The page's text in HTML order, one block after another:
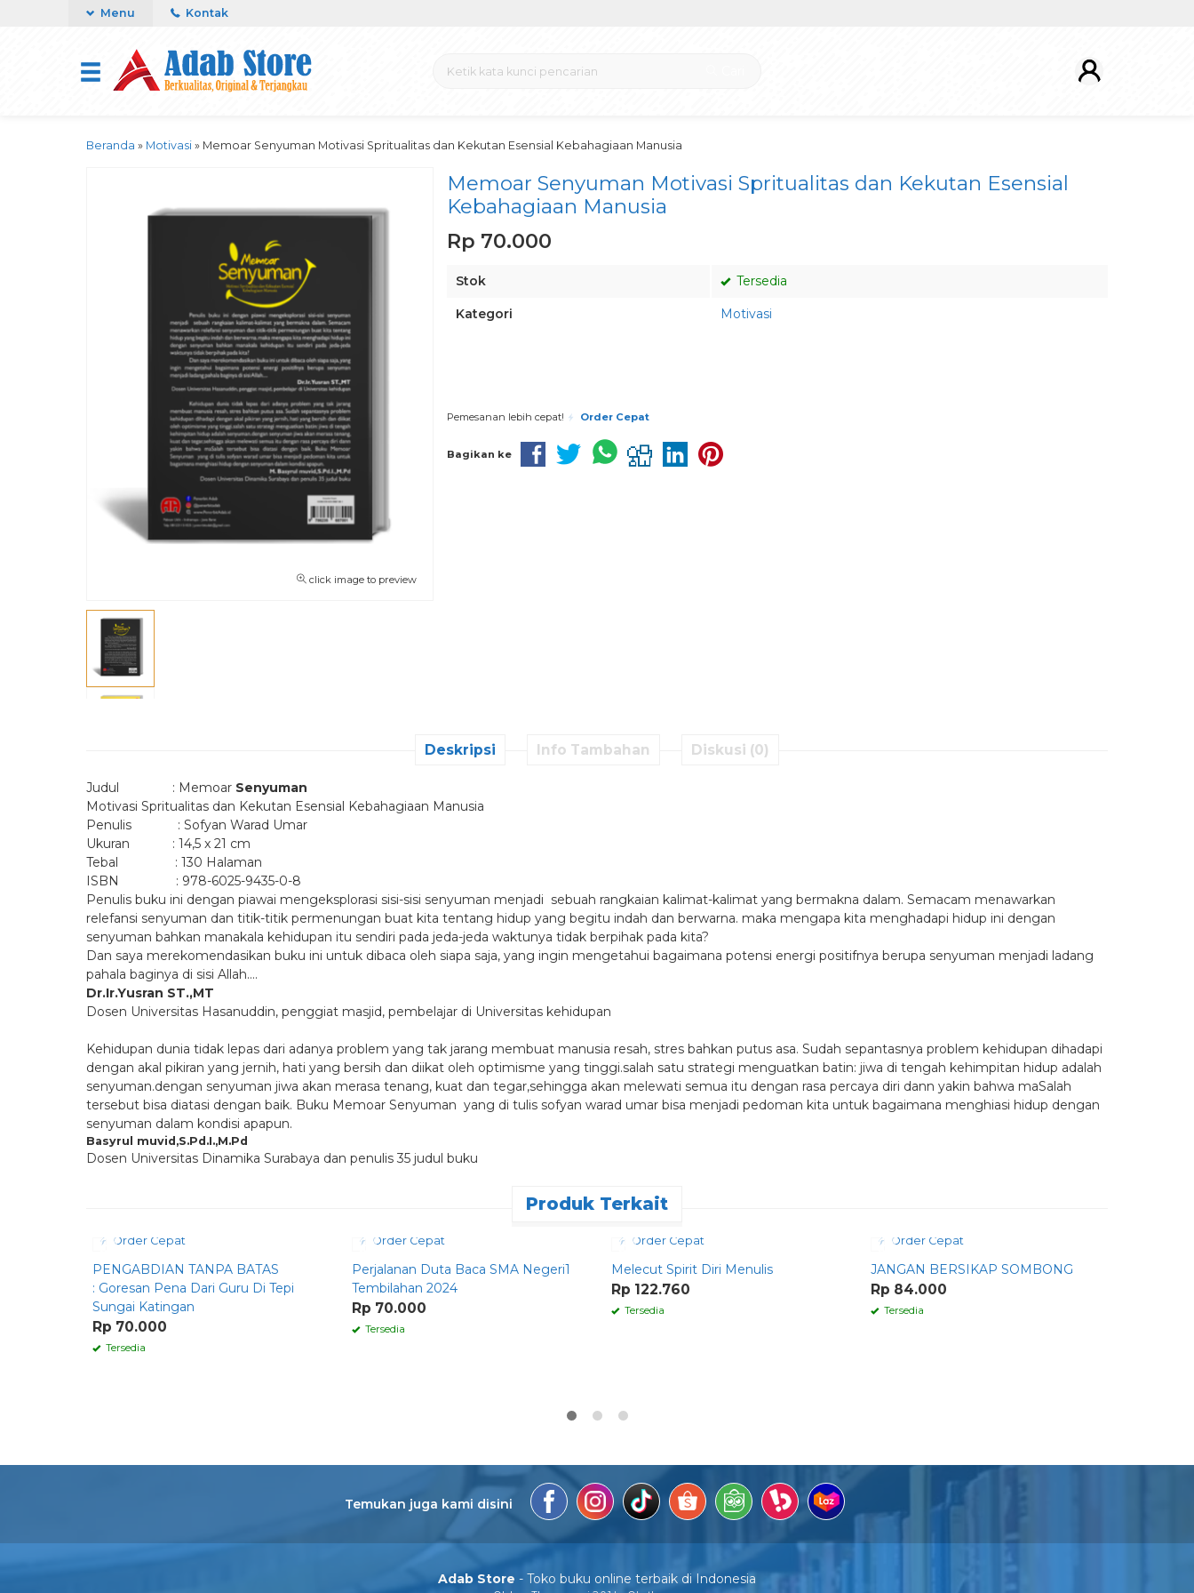
Menu Kontak
Beranda » Motivasi » Memoar Senyuman Motivasi Spritualitas dan Kekutan Esensial Kebahagiaan Manusia
click image to preview
Memoar Senyuman Motivasi Spritualitas dan Kekutan Esensial
Kebahagiaan Manusia
Rp 70.000
Stok Tersedia
Kategori Motivasi
Pemesanan lebih cepat! Order Cepat
Bagikan ke
Deskripsi Info Tambahan Diskusi (0)
Judul : Memoar Senyuman
Motivasi Spritualitas dan Kekutan Esensial Kebahagiaan Manusia
Penulis : Sofyan Warad Umar
Ukuran : 14,5 x 21 cm
Tebal : 130 Halaman
ISBN : 978-6025-9435-0-8
Penulis buku ini dengan piawai mengeksplorasi sisi-sisi senyuman menjadi sebuah rangkaian kalimat-kalimat yang bermakna dalam. Semacam menawarkan
relefansi senyuman dan titik-titik permenungan buat kita tentang hidup yang begitu indah dan berwarna. maka mengapa kita menghadapi hidup ini dengan
senyuman bahkan manakala kehidupan itu sendiri pada jeda-jeda waktunya tidak berpihak pada kita?
Dan saya merekomendasikan buku ini untuk dibaca oleh siapa saja, yang ingin mengetahui bagaimana potensi energi positifnya berupa senyuman menjadi ladang
pahala baginya di sisi Allah….
Dr.Ir.Yusran ST.,MT
Dosen Universitas Hasanuddin, penggiat masjid, pembelajar di Universitas kehidupan
Kehidupan dunia tidak lepas dari adanya problem yang tak jarang membuat manusia resah, stres bahkan putus asa. Sudah sepantasnya problem kehidupan dihadapi
dengan akal pikiran yang jernih, hati yang bersih dan diikat oleh optimisme yang tinggi.salah satu strategi menguatkan batin: jiwa di tengah kehimpitan hidup adalah
senyuman.dengan senyuman jiwa akan merasa tenang, kuat dan tegar,sehingga akan melewati semua itu dengan rasa percaya diri dann yakin bahwa maSalah
tersebut bisa diatasi dengan baik. Buku Memoar Senyuman yang di tulis sofyan warad umar bisa menjadi pedoman kita untuk bagaimana menghiasi hidup dengan
senyuman dalam kondisi apapun.
Basyrul muvid,S.Pd.I.,M.Pd
Dosen Universitas Dinamika Surabaya dan penulis 35 judul buku
Produk Terkait
Order Cepat
PENGABDIAN TANPA BATAS
: Goresan Pena Dari Guru Di Tepi
Sungai Katingan
Rp 70.000
Tersedia
Order Cepat
Perjalanan Duta Baca SMA Negeri1
Tembilahan 2024
Rp 70.000
Tersedia
Order Cepat
Melecut Spirit Diri Menulis
Rp 122.760
Tersedia
Order Cepat
JANGAN BERSIKAP SOMBONG
Rp 84.000
Tersedia
Temukan juga kami disini
Adab Store - Toko buku online terbaik di Indonesia